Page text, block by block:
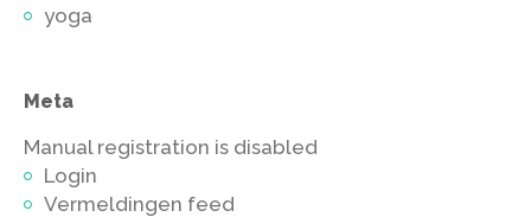
yoga
Meta
Manual registration is disabled
Login
Vermeldingen feed